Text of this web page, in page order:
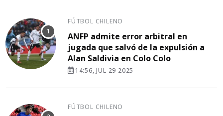
FÚTBOL CHILENO
ANFP admite error arbitral en
jugada que salvó de la expulsión a
Alan Saldivia en Colo Colo
14:56, JUL 29 2025
FÚTBOL CHILENO